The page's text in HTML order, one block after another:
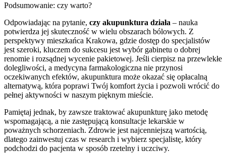
Podsumowanie: czy warto?
Odpowiadając na pytanie, czy akupunktura działa – nauka
potwierdza jej skuteczność w wielu obszarach bólowych. Z
perspektywy mieszkańca Krakowa, gdzie dostęp do specjalistów
jest szeroki, kluczem do sukcesu jest wybór gabinetu o dobrej
renomie i rozsądnej wycenie pakietowej. Jeśli cierpisz na przewlekłe
dolegliwości, a medycyna farmakologiczna nie przynosi
oczekiwanych efektów, akupunktura może okazać się opłacalną
alternatywą, która poprawi Twój komfort życia i pozwoli wrócić do
pełnej aktywności w naszym pięknym mieście.
Pamiętaj jednak, by zawsze traktować akupunkturę jako metodę
wspomagającą, a nie zastępującą konsultacje lekarskie w
poważnych schorzeniach. Zdrowie jest najcenniejszą wartością,
dlatego zainwestuj czas w research i wybierz specjalistę, który
podchodzi do pacjenta w sposób rzetelny i uczciwy.